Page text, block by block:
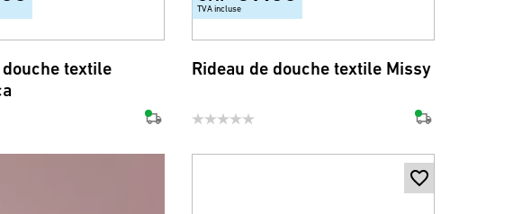
douche textile
TVA incluse
Rideau de douche textile Missy